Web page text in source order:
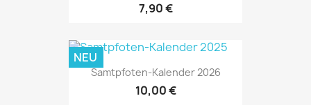
7,90 €
Samtpfoten-Kalender 2026
10,00 €
NEU